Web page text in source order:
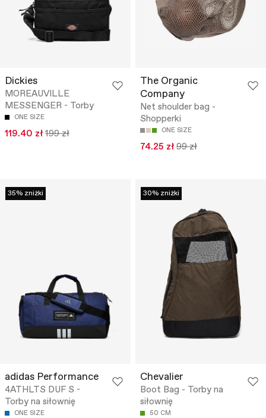
Dickies
MOREAUVILLE
MESSENGER - Torby
ONE SIZE
119.40 zł 199 zł
The Organic
Company
Net shoulder bag -
Shopperki
ONE SIZE
74.25 zł 99 zł
35% zniżki
adidas Performance
4ATHLTS DUF S -
Torby na siłownię
ONE SIZE
30% zniżki
Chevalier
Boot Bag - Torby na
siłownię
50 CM